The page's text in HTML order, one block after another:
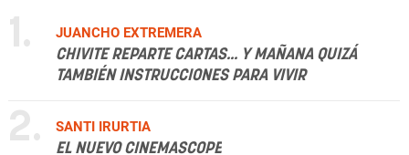
1.
JUANCHO EXTREMERA
CHIVITE REPARTE CARTAS... Y MAÑANA QUIZÁ
TAMBIÉN INSTRUCCIONES PARA VIVIR
2.
SANTI IRURTIA
EL NUEVO CINEMASCOPE